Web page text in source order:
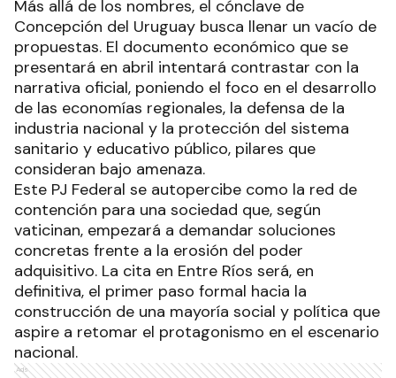
Más allá de los nombres, el cónclave de
Concepción del Uruguay busca llenar un vacío de
propuestas. El documento económico que se
presentará en abril intentará contrastar con la
narrativa oficial, poniendo el foco en el desarrollo
de las economías regionales, la defensa de la
industria nacional y la protección del sistema
sanitario y educativo público, pilares que
consideran bajo amenaza.
Este PJ Federal se autopercibe como la red de
contención para una sociedad que, según
vaticinan, empezará a demandar soluciones
concretas frente a la erosión del poder
adquisitivo. La cita en Entre Ríos será, en
definitiva, el primer paso formal hacia la
construcción de una mayoría social y política que
aspire a retomar el protagonismo en el escenario
nacional.
Ads